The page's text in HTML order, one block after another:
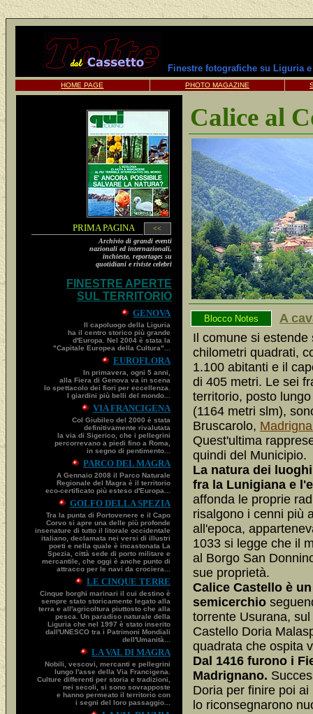
Finestre fotografiche su Liguria e
HOME PAGE PHOTO MAGAZINE
PRIMA PAGINA
<<
Archivio di grandi eventi
nazionali ed internazionali,
inchieste, reportages su
quotidiani e riviste celebri
FINESTRE APERTE
SUL TERRITORIO
GENOVA
Il capoluogo della Liguria
ha il centro storico più grande
d'Europa. Nel 2004 è stata la
"Capitale Europea della Cultura"...
EUROFLORA
In primavera, ogni 5 anni,
alla Fiera di Genova va in scena
lo spettacolo dei fiori per eccellenza.
I giardini più belli del mondo...
VIA FRANCIGENA
Col Giubileo del 2000 è stata
definitivamente rivalutata
la via di Sigerico, che i pellegrini
percorrevano a piedi fino a Roma,
in segno di pentimento...
PARCO DEL MAGRA
A Gennaio 2008 il Parco Naturale
Regionale del Magra è il territorio
eco-certificato più esteso d'Europa...
GOLFO DELLA SPEZIA
Tra la punta di Portovenere e il Capo
Corvo si apre una delle più profonde
insenature di tutto il litorale occidentale
italiano, declamata nei versi di illustri
poeti e nella quale è incastonata La
Spezia, città sede di porto militare e
mercantile, che oggi è anche punto di
attracco per le navi da crociera...
LE CINQUE TERRE
Cinque borghi marinari il cui destino è
sempre stato storicamente legato alla
terra e all'agricoltura piuttosto che alla
pesca. Un paradiso naturale della
Liguria che nel 1997 è stato inserito
dall'UNESCO tra i Patrimoni Mondiali
dell'Umanità...
LA VAL DI MAGRA
Nobili, vescovi, mercanti e pellegrini
lungo l'asse della Via Francigena.
Culture differenti per storia e tradizioni,
nei secoli, si sono sovrapposte
e hanno permeato il territorio con
i segni del loro passaggio...
Calice al
Blocco Notes
A
Il comune si
chilometri quadrati,
1.100 abitanti e il
di 405 metri. Le sei
territorio, posto
(1164 metri slm),
Bruscarolo,
Quest'ultima
quindi del Municipio.
La natura dei
fra la Lunigiana e
affonda le proprie
risalgono i cenni più
all'epoca,
1033 si legge che il
al Borgo San
sue proprietà.
Calice Castello è
semicerchio
torrente Usurana,
Castello Doria
quadrata che ospita
Dal 1416 furono i
Madrignano.
Doria per finire poi
lo riconsegnarono